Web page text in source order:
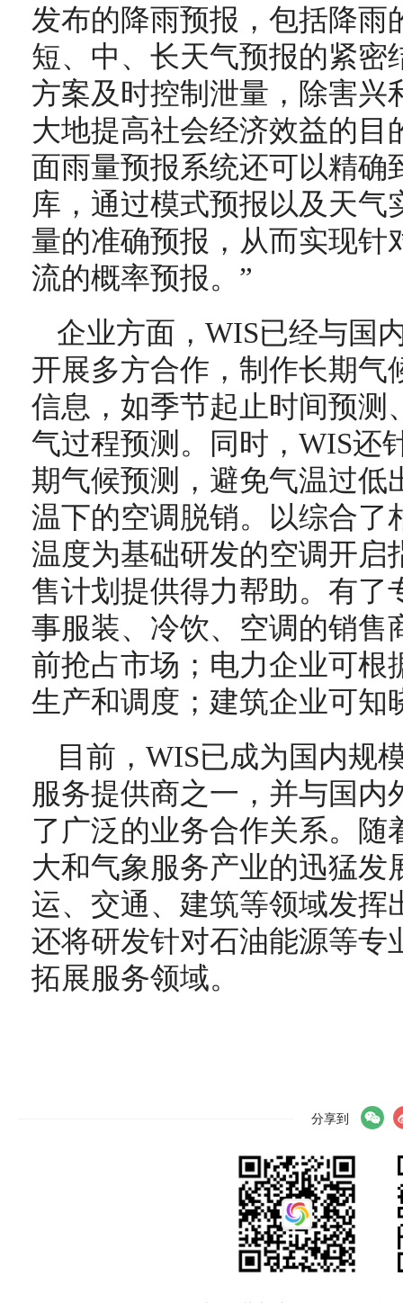
发布的降雨预报，包括降雨
短、中、长天气预报的紧密
方案及时控制泄量，除害兴
大地提高社会经济效益的目
面雨量预报系统还可以精确
库，通过模式预报以及天
量的准确预报，从而实现针
流的概率预报。”
企业方面，WIS已经与国
开展多方合作，制作长期气
信息，如季节起止时间预测
气过程预测。同时，WIS还
期气候预测，避免气温过低
温下的空调脱销。以综合了
温度为基础研发的空调开启
售计划提供得力帮助。有了
事服装、冷饮、空调的销售
前抢占市场；电力企业可根
生产和调度；建筑企业可知
目前，WIS已成为国内规
服务提供商之一，并与国内
了广泛的业务合作关系。随
大和气象服务产业的迅猛发
运、交通、建筑等领域发挥
还将研发针对石油能源等专
拓展服务领域。
分享到